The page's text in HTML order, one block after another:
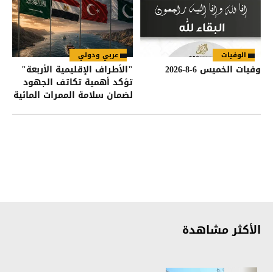
الوفيات
وفيات الخميس 6-8-2026
عربي ودولي
"الأطراف الإقليمية الأربعة"
تؤكد أهمية تكاتف الجهود
لضمان سلامة الممرات المائية
الأكثر مشاهدة